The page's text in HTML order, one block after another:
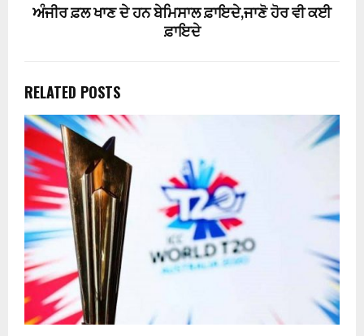
ਅੰਜੀਰ ਫ਼ਲ ਖਾਣ ਦੇ ਹਨ ਬੇਮਿਸਾਲ ਫ਼ਾਇਦੇ,ਜਾਣੋ ਹੋਰ ਵੀ ਕਈ
ਫ਼ਾਇਦੇ
RELATED POSTS